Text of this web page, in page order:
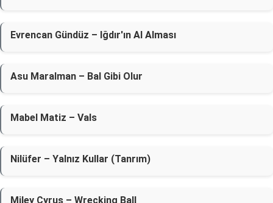
Evrencan Gündüz – Iğdır'ın Al Alması
Asu Maralman – Bal Gibi Olur
Mabel Matiz – Vals
Nilüfer – Yalnız Kullar (Tanrım)
Miley Cyrus – Wrecking Ball